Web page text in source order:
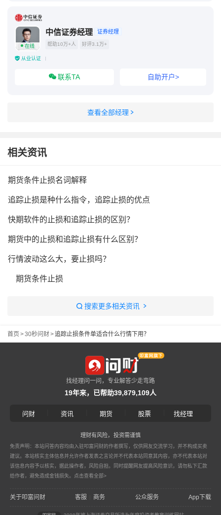
在线
中信证券经理 证券经理
帮助10万+人 好评3.1万+
从业认证
联系TA 自助开户>
查看全部经理
相关资讯
期货条件止损名词解释
追踪止损是种什么指令，追踪止损的优点
快期软件的止损和追踪止损的区别？
期货中的止损和追踪止损有什么区别？
行情波动这么大，要止损吗？
期货条件止损
搜索更多相关资讯
首页 >30秒问财>追踪止损条件单适合什么行情下用？
找经理问一问，专业解答少走弯路
19年来，已帮助39,879,109人
问财 资讯 期货 股票 找经理
理财有风险，投资需谨慎
免责声明：本站问答内容均由入驻叩富问财的作者撰写，仅供网友交流学习，并不构成买卖
建议。本站核实主体信息并允许作者发表之言论并不代表本站同意其内容，亦不代表本站对
该信息内容予以核实，据此操作者，风险自担。同时提醒网友提高风险意识，请勿私下汇款
给作者，避免造成金钱损失。 点击查看全部>
关于叩富问财 客服 商务 公众服务 App下载